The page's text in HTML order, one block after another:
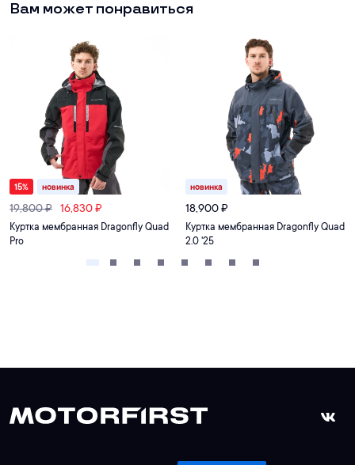
Вам может понравиться
15% новинка
19,800₽ 16,830₽
Куртка мембранная Dragonfly Quad
Pro
новинка
18,900₽
Куртка мембранная Dragonfly Quad
2.0 '25